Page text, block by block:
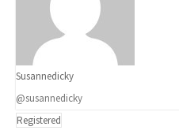
Susannedicky
@susannedicky
Registered